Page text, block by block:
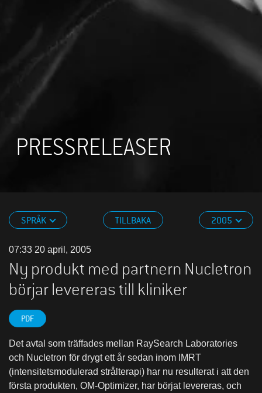
PRESSRELEASER
SPRÅK TILLBAKA 2005
07:33 20 april, 2005
Ny produkt med partnern Nucletron
börjar levereras till kliniker
PDF
Det avtal som träffades mellan RaySearch Laboratories
och Nucletron för drygt ett år sedan inom IMRT
(intensitetsmodulerad strålterapi) har nu resulterat i att den
första produkten, OM-Optimizer, har börjat levereras, och